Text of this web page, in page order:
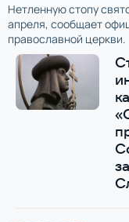
Нетленную стопу
апреля, сообщает
православной церкви.